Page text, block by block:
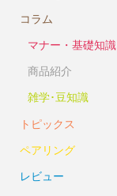
コラム
マナー・基礎知識
商品紹介
雑学･豆知識
トピックス
ペアリング
レビュー